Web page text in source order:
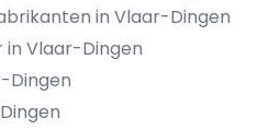
in Vlaar-Dingen
Vlaar-Dingen
Dingen